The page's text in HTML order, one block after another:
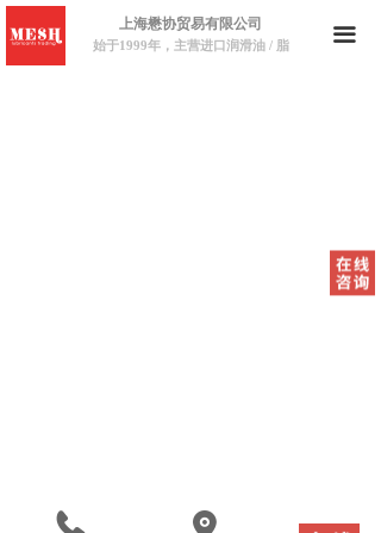
끀
上海懋协贸易有限公司
始于1999年，主营进口润滑油 / 脂